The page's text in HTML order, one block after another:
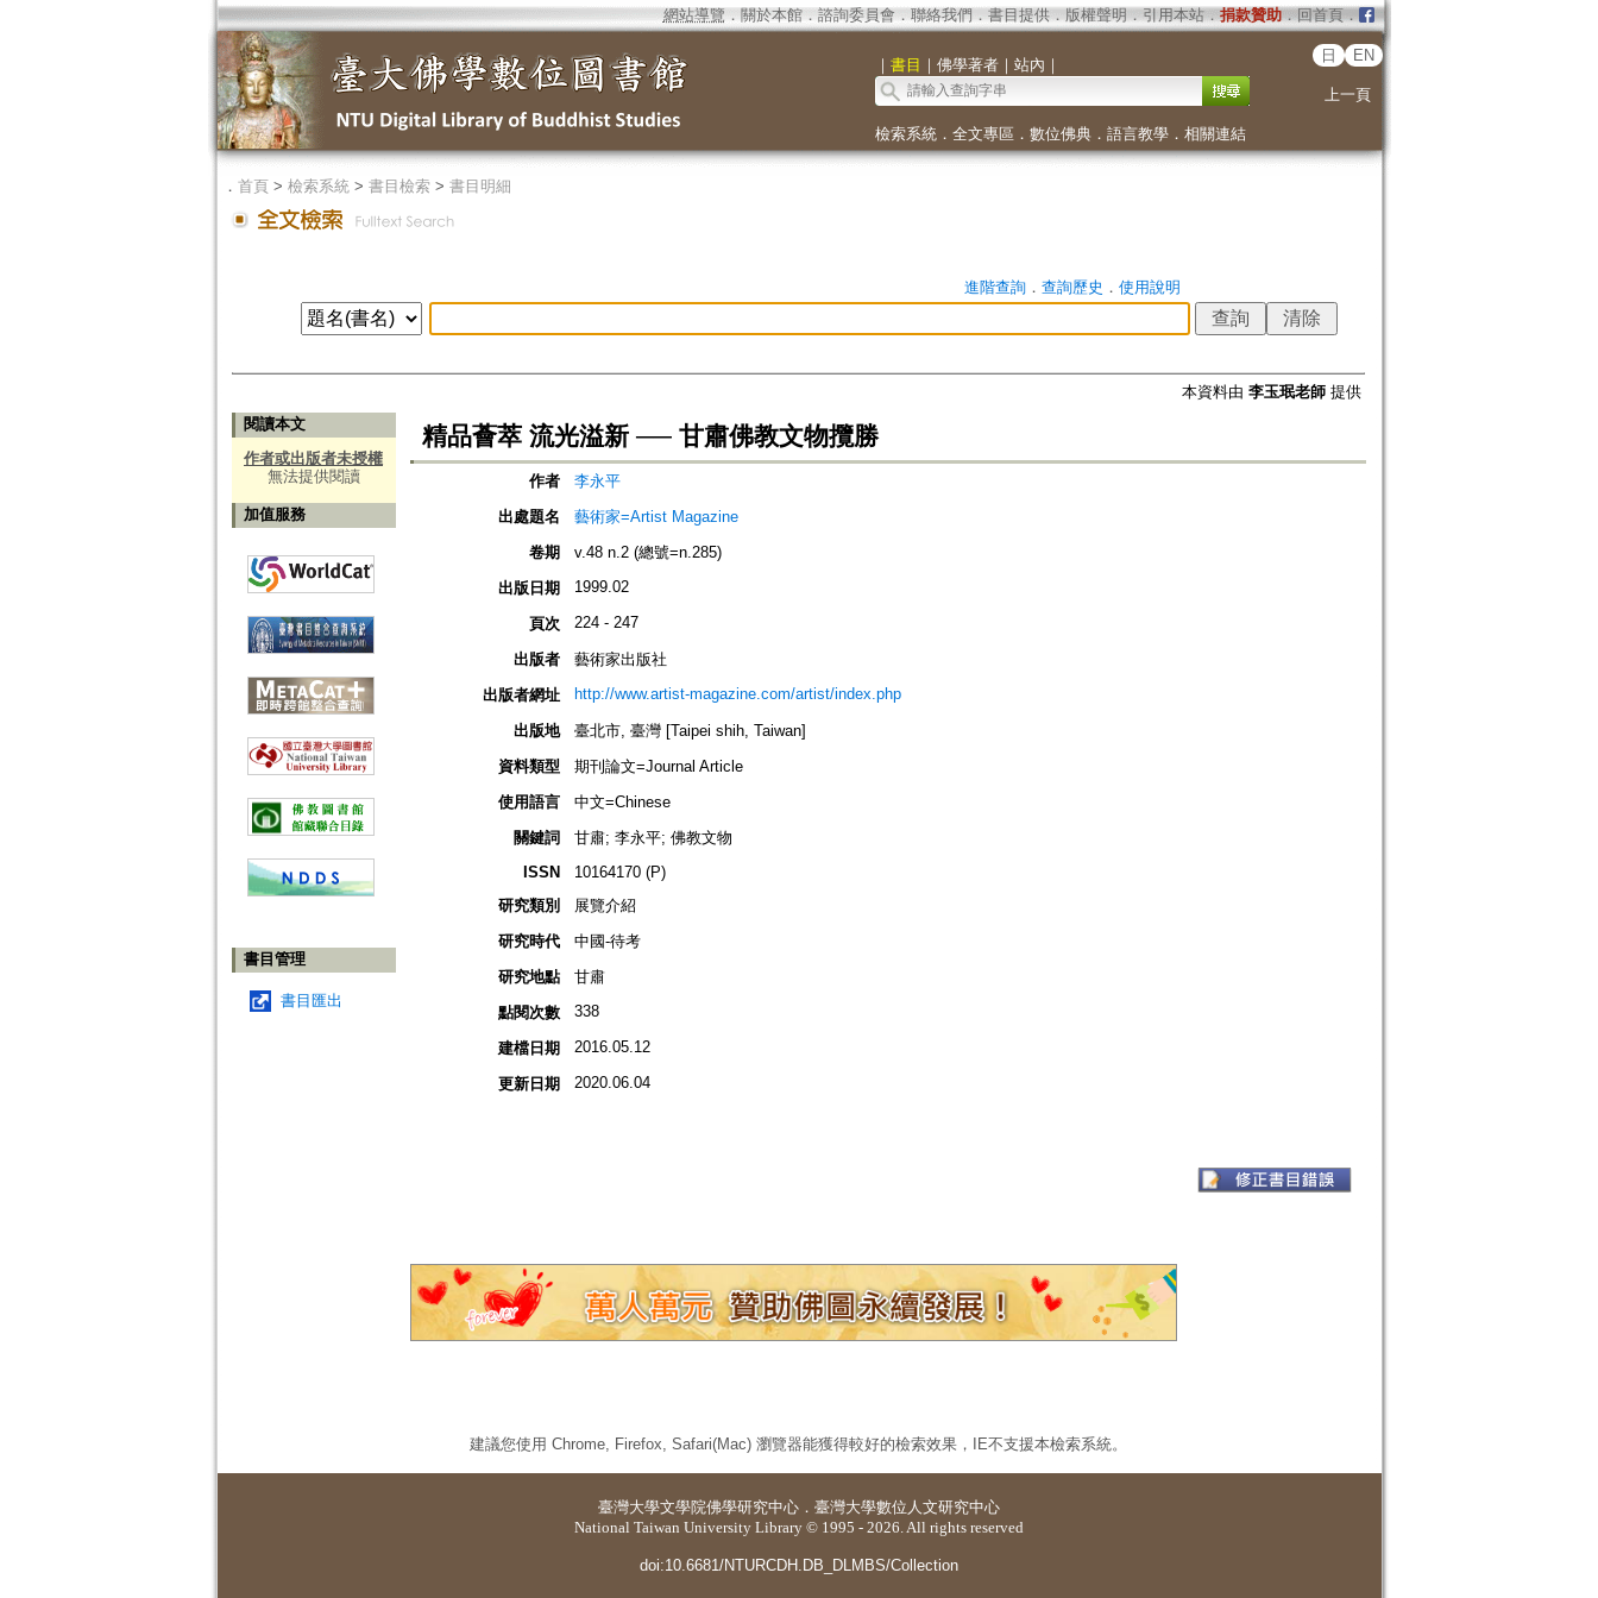
網站導覽 ． 關於本館． 諮詢委員會． 聯絡我們 ． 書目提供． 版權聲明 ． 引用本站． 捐款贊助．回首頁．
｜ 書目 ｜ 佛學著者｜ 站內 ｜
日 EN
上一頁
檢索系統． 全文專區 ． 數位佛典． 語言教學． 相關連結
． 首頁> 檢索系統> 書目檢索> 書目明細
進階查詢． 查詢歷史 ． 使用說明
本資料由 李玉珉老師提供
閱讀本文
作者或出版者未授權
無法提供閱讀
加值服務
書目管理
書目匯出
精品薈萃 流光溢新 ── 甘肅佛教文物攬勝
作者
李永平
出處題名
藝術家=Artist Magazine
卷期
v.48 n.2 (總號=n.285)
出版日期
1999.02
頁次 224 - 247
出版者
藝術家出版社
出版者網址
http://www.artist-magazine.com/artist/index.php
出版地
臺北市, 臺灣 [Taipei shih, Taiwan]
資料類型
期刊論文=Journal Article
使用語言
中文=Chinese
關鍵詞
甘肅; 李永平; 佛教文物
ISSN
10164170 (P)
研究類別
展覽介紹
研究時代
中國-待考
研究地點
甘肅
點閱次數
338
建檔日期 2016.05.12
更新日期 2020.06.04
建議您使用 Chrome, Firefox, Safari(Mac) 瀏覽器能獲得較好的檢索效果，IE不支援本檢索系統。
臺灣大學文學院佛學研究中心 ． 臺灣大學數位人文研究中心
National Taiwan University Library © 1995 - 2026. All rights reserved
doi:10.6681/NTURCDH.DB_DLMBS/Collection